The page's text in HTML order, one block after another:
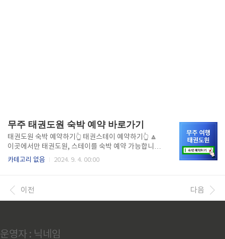
무주 태권도원 숙박 예약 바로가기
태권도원 숙박 예약하기👆 태권스테이 예약하기👆 🔼
이곳에서만 태권도원, 스테이를 숙박 예약 가능합니다
🔼 일정표 자세히 보기👆 체험 프로그램 확인하기👆 태
태권도의 성지인 무주 태권도원은 청정 자연 속에서 다
양한 체험과 함께 힐링을 즐길 수 있는 최적의 장소입니
모두를 위한 다양한 선택지를 제공합니다. 개인 여행자
카테고리 없음 2024. 9. 4. 00:00
이전 다음
운영자 : 닉네임